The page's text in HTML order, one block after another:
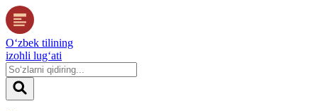
O‘zbek tilining
izohli lug‘ati